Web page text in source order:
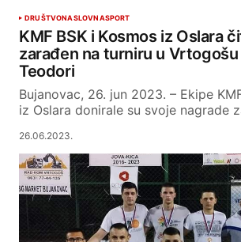
DRUŠTVONASLOVNASPORT
KMF BSK i Kosmos iz Oslara
zarađen na turniru u
Teodori
Bujanovac, 26. jun 2023. – Ekipe
iz Oslara donirale su svoje nagrade
26.06.2023.